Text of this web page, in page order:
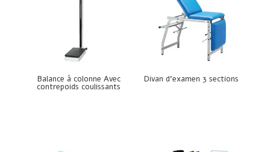
Balance à colonne Avec
contrepoids coulissants
Divan d’examen 3 sections